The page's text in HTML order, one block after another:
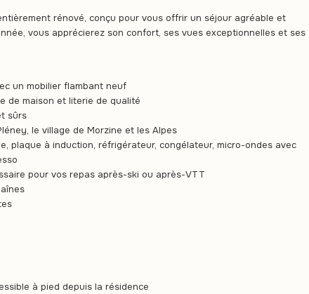
rénové, conçu pour vous offrir un séjour agréable et
vous apprécierez son confort, ses vues exceptionnelles et ses
un mobilier flambant neuf
de maison et literie de qualité
sûrs
le village de Morzine et les Alpes
plaque à induction, réfrigérateur, congélateur, micro-ondes avec
pour vos repas après-ski ou après-VTT
à pied depuis la résidence